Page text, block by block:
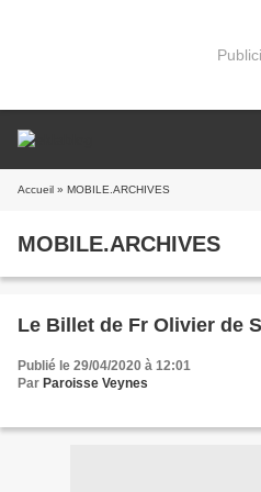
Accueil » MOBILE.ARCHIVES
MOBILE.ARCHIVES
Le Billet de Fr Olivier de
Publié le 29/04/2020 à 12:01
Par Paroisse Veynes